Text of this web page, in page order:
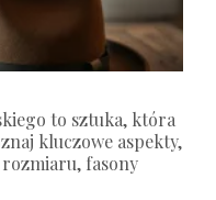
to sztuka, która
kluczowe aspekty,
fasony